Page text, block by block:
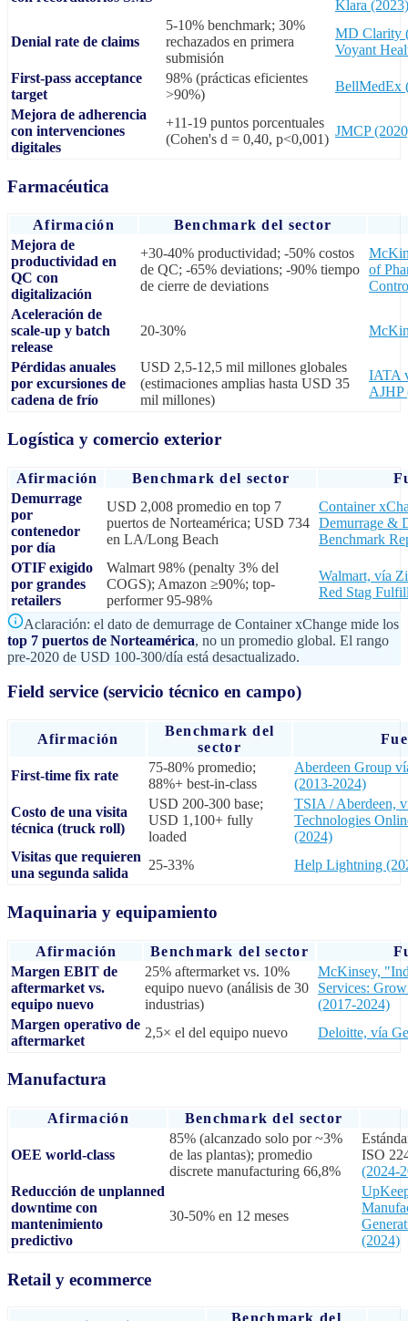
Klara (2023)
Denial rate de claims
5-10% benchmark; 30%
rechazados en primera
submisión
MD Clarity
Voyant
First-pass acceptance
target
98% (prácticas eficientes
>90%)
BellMedEx
Mejora de adherencia
con intervenciones
digitales
+11-19 puntos porcentuales
(Cohen's d = 0,40, p<0,001)
JMCP
Farmacéutica
Afirmación
Benchmark del sector
Mejora de
productividad en
QC con
digitalización
+30-40% productividad; -50% costos
de QC; -65% deviations; -90% tiempo
de cierre de deviations
of
Aceleración de
scale-up y batch
release
20-30%
Pérdidas anuales
por excursiones de
cadena de frío
USD 2,5-12,5 mil millones globales
(estimaciones amplias hasta USD 35
mil millones)
IATA
AJHP
Logística y comercio exterior
Afirmación Benchmark del sector
Demurrage
por
contenedor
por día
USD 2,008 promedio en top 7
puertos de Norteamérica; USD 734
en LA/Long Beach
Container
Demurrage &
Benchmark
OTIF exigido
por grandes
retailers
Walmart 98% (penalty 3% del
COGS); Amazon ≥90%; top-
performer 95-98%
Walmart, vía
Red Stag
Aclaración: el dato de demurrage de Container xChange mide los
top 7 puertos de Norteamérica, no un promedio global. El rango
pre-2020 de USD 100-300/día está desactualizado.
Field service (servicio técnico en campo)
Afirmación
Benchmark del
sector
First-time fix rate
75-80% promedio;
88%+ best-in-class
Aberdeen Group
(2013-2024)
Costo de una visita
técnica (truck roll)
USD 200-300 base;
USD 1,100+ fully
loaded
TSIA / Aberdeen,
Technologies
(2024)
Visitas que requieren
una segunda salida
25-33% Help Lightning
Maquinaria y equipamiento
Afirmación Benchmark del sector
Margen EBIT de
aftermarket vs.
equipo nuevo
25% aftermarket vs. 10%
equipo nuevo (análisis de 30
industrias)
McKinsey,
Services:
(2017-2024)
Margen operativo de
aftermarket
2,5× el del equipo nuevo Deloitte, vía
Manufactura
Afirmación Benchmark del sector
OEE world-class
85% (alcanzado solo por ~3%
de las plantas); promedio
discrete manufacturing 66,8%
ISO
(2024-
Reducción de unplanned
downtime con
mantenimiento
predictivo
30-50% en 12 meses
(2024)
Retail y ecommerce